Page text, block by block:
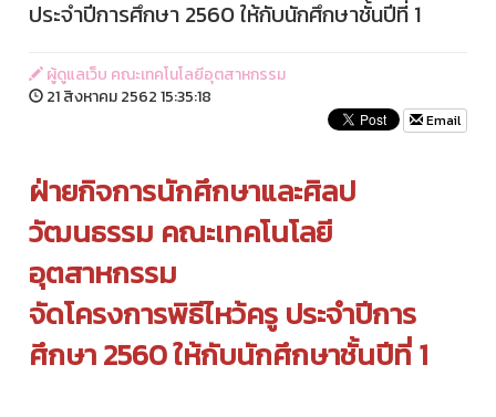
ประจำปีการศึกษา 2560 ให้กับนักศึกษาชั้นปีที่ 1
ผู้ดูแลเว็บ คณะเทคโนโลยีอุตสาหกรรม
21 สิงหาคม 2562 15:35:18
Email
ฝ่ายกิจการนักศึกษาและศิลป
วัฒนธรรม คณะเทคโนโลยี
อุตสาหกรรม
จัดโครงการพิธีไหว้ครู ประจำปีการ
ศึกษา 2560 ให้กับนักศึกษาชั้นปีที่ 1